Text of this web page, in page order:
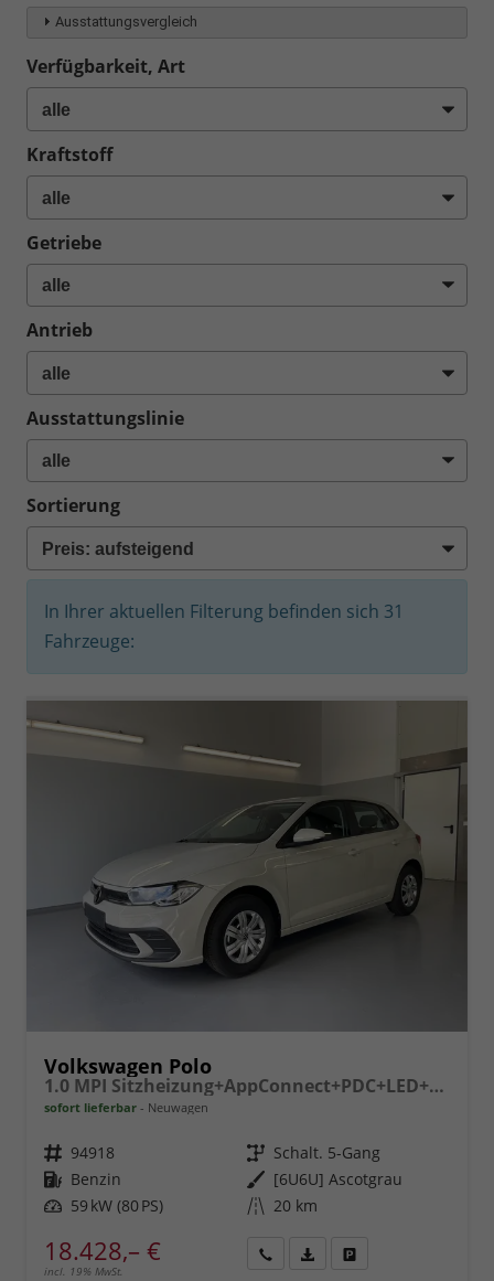
Ausstattungsvergleich
Verfügbarkeit, Art
Kraftstoff
Getriebe
Antrieb
Ausstattungslinie
Sortierung
In Ihrer aktuellen Filterung befinden sich 31
Fahrzeuge:
Volkswagen Polo
1.0 MPI Sitzheizung+AppConnect+PDC+LED+Touch+Lichtsensor+MultiLenkrad
sofort lieferbar Neuwagen
Fahrzeugnr. 94918 Getriebe Schalt. 5-Gang
Kraftstoff Benzin Außenfarbe [6U6U] Ascotgrau
Leistung 59 kW (80 PS) Kilometerstand 20 km
18.428,– €
incl. 19% MwSt.